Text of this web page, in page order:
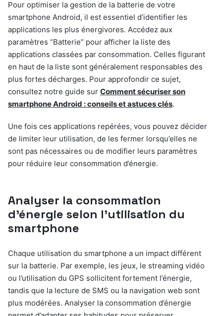
Pour optimiser la gestion de la batterie de votre
smartphone Android, il est essentiel d’identifier les
applications les plus énergivores. Accédez aux
paramètres “Batterie” pour afficher la liste des
applications classées par consommation. Celles figurant
en haut de la liste sont généralement responsables des
plus fortes décharges. Pour approfondir ce sujet,
consultez notre guide sur Comment sécuriser son
smartphone Android : conseils et astuces clés.
Une fois ces applications repérées, vous pouvez décider
de limiter leur utilisation, de les fermer lorsqu’elles ne
sont pas nécessaires ou de modifier leurs paramètres
pour réduire leur consommation d’énergie.
Analyser la consommation
d’énergie selon l’utilisation du
smartphone
Chaque utilisation du smartphone a un impact différent
sur la batterie. Par exemple, les jeux, le streaming vidéo
ou l’utilisation du GPS sollicitent fortement l’énergie,
tandis que la lecture de SMS ou la navigation web sont
plus modérées. Analyser la consommation d’énergie